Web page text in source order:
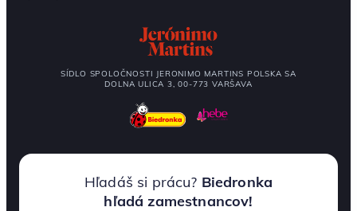
SÍDLO SPOLOČNOSTI JERONIMO MARTINS POLSKA SA
DOLNA ULICA 3, 00-773 VARŠAVA
Hľadáš si prácu? Biedronka
hľadá zamestnancov!